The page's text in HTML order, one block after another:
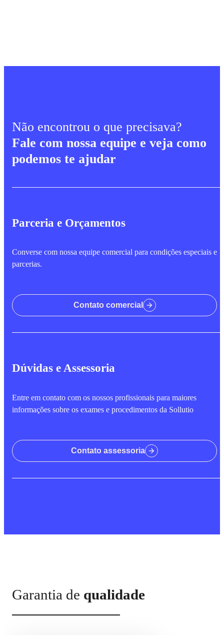
Não encontrou o que precisava?
Fale com nossa equipe e veja como
podemos te ajudar
Parceria e Orçamentos
Converse com nossa equipe comercial para condições especiais e
parcerias.
Contato comercial
Dúvidas e Assessoria
Entre em contato com os nossos profissionais para maiores
informações sobre os exames e procedimentos da Sollutio
Contato assessoria
Garantia de qualidade